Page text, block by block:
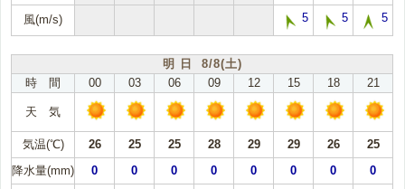
風(m/s) 5 5 5
明 日 8/8(土)
時 間
00 03 06 09 12 15 18 21
天 気
気温(℃) 26 25 25 28 29 29 26
25
降水量(mm)
0 0 0 0 0 0 0 0